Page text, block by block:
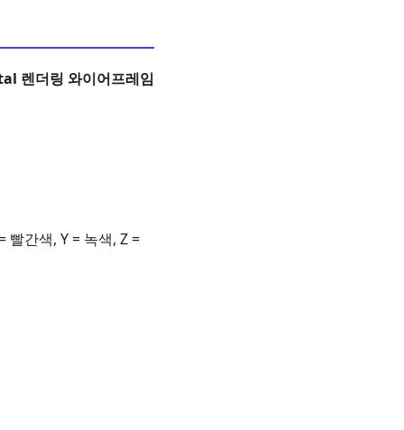
렌더링 와이어프레임
빨간색, Y = 녹색, Z =